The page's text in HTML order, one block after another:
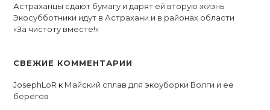
Астраханцы сдают бумагу и дарят ей вторую жизнь
Экосубботники идут в Астрахани и в районах области
«За чистоту вместе!»
СВЕЖИЕ КОММЕНТАРИИ
JosephLoR к Майский сплав для экоуборки Волги и ее
берегов